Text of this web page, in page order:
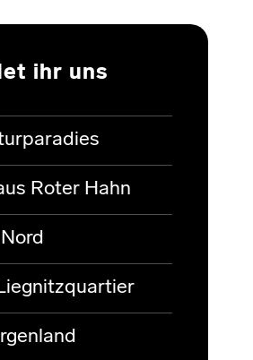
ihr uns
Roter Hahn